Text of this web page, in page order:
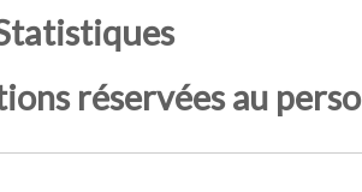
réservées au